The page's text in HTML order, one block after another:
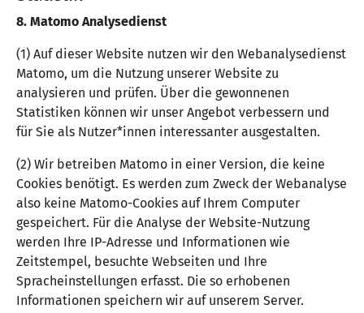
8. Matomo Analysedienst
(1) Auf dieser Website nutzen wir den Webanalysedienst
Matomo, um die Nutzung unserer Website zu
analysieren und prüfen. Über die gewonnenen
Statistiken können wir unser Angebot verbessern und
für Sie als Nutzer*innen interessanter ausgestalten.
(2) Wir betreiben Matomo in einer Version, die keine
Cookies benötigt. Es werden zum Zweck der Webanalyse
also keine Matomo-Cookies auf Ihrem Computer
gespeichert. Für die Analyse der Website-Nutzung
werden Ihre IP-Adresse und Informationen wie
Zeitstempel, besuchte Webseiten und Ihre
Spracheinstellungen erfasst. Die so erhobenen
Informationen speichern wir auf unserem Server.